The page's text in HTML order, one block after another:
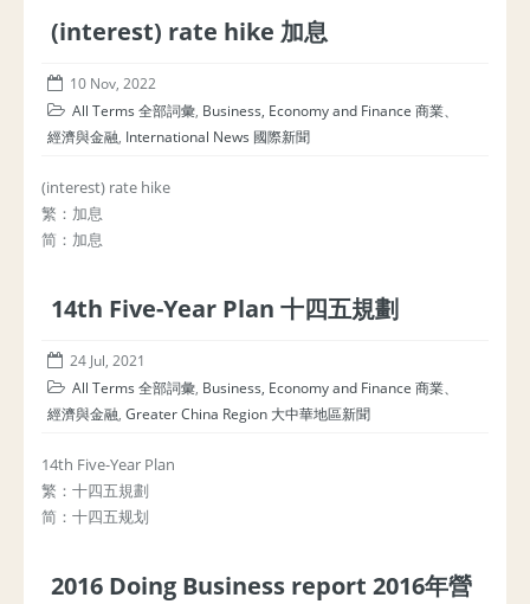
(interest) rate hike 加息
10 Nov, 2022
All Terms 全部詞彙, Business, Economy and Finance 商業、
經濟與金融, International News 國際新聞
(interest) rate hike
繁：加息
简：加息
14th Five-Year Plan 十四五規劃
24 Jul, 2021
All Terms 全部詞彙, Business, Economy and Finance 商業、
經濟與金融, Greater China Region 大中華地區新聞
14th Five-Year Plan
繁：十四五規劃
简：十四五规划
2016 Doing Business report 2016年營